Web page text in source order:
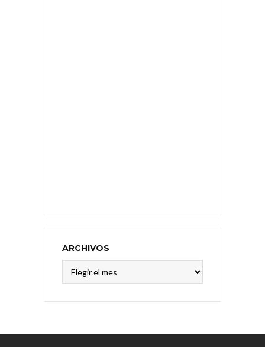
ARCHIVOS